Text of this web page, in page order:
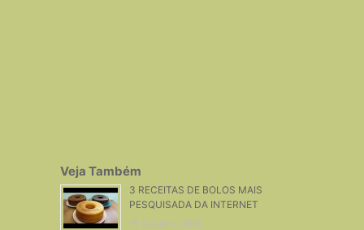
Veja Também
3 RECEITAS DE BOLOS MAIS
PESQUISADA DA INTERNET
15 Outubro, 2018